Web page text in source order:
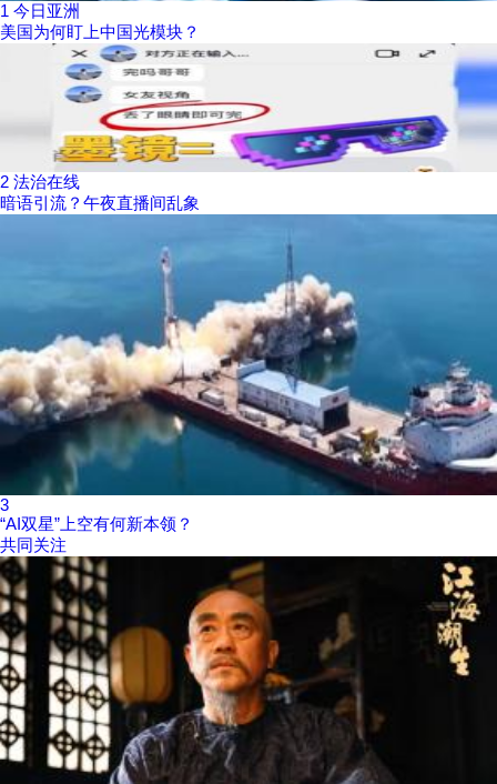
1 今日亚洲
美国为何盯上中国光模块？
2 法治在线
暗语引流？午夜直播间乱象
3
“AI双星”上空有何新本领？
共同关注